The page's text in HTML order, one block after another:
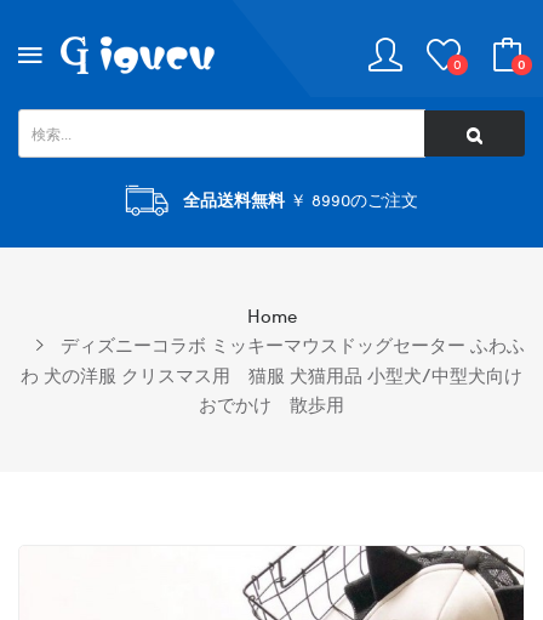
0 0
全品送料無料￥ 8990のご注文
Home
ディズニーコラボ ミッキーマウスドッグセーター ふわふ
わ 犬の洋服 クリスマス用 猫服 犬猫用品 小型犬/中型犬向け
おでかけ 散歩用